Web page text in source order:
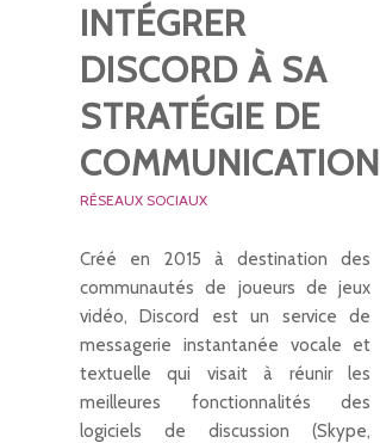
INTÉGRER
DISCORD À SA
STRATÉGIE DE
COMMUNICATION
RÉSEAUX SOCIAUX
Créé en 2015 à destination des
communautés de joueurs de jeux
vidéo, Discord est un service de
messagerie instantanée vocale et
textuelle qui visait à réunir les
meilleures fonctionnalités des
logiciels de discussion (Skype,